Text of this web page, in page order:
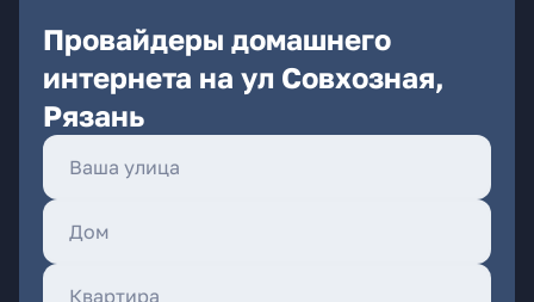
Провайдеры домашнего
интернета на ул Совхозная,
Рязань